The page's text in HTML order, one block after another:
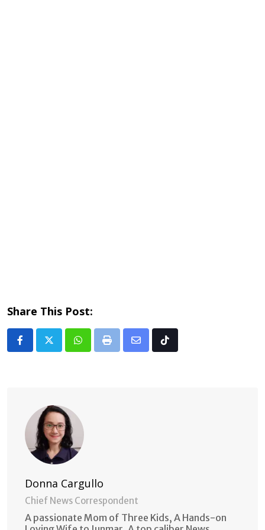
Share This Post:
Whatsapp
Print
Share Tiktok
Donna Cargullo
Chief News Correspondent
A passionate Mom of Three Kids, A Hands-on